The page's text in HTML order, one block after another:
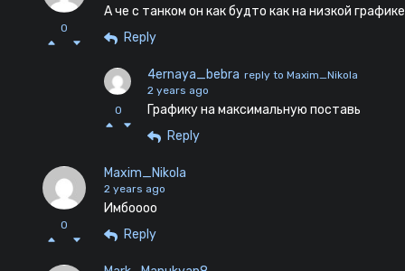
0
А че с танком он как будто как на низкой графике
Reply
0
4ernaya_bebra reply to Maxim_Nikola
2 years ago
Графику на максимальную поставь
Reply
0
Maxim_Nikola
2 years ago
Имбоооо
Reply